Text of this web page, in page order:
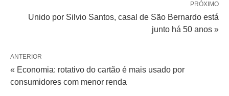
PRÓXIMO
Unido por Silvio Santos, casal de São Bernardo está
junto há 50 anos »
ANTERIOR
« Economia: rotativo do cartão é mais usado por
consumidores com menor renda